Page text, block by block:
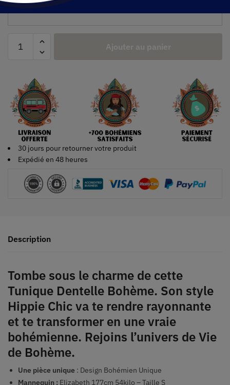
Ajouter au panier
30 jours pour retourner votre produit
Expédié en 48 heures
Description
Tombe sous le charme de cette
Tunique Dentelle Bohème. Son style
Hippie Chic va te rendre rayonnante
et te transformer en une vraie
bohémienne. Rejoins l’univers de Vie
de Bohème.
Une pièce unique : Design Bohémien Unique
Mannequin : Elizabeth 177cm 54kilo – Taille S